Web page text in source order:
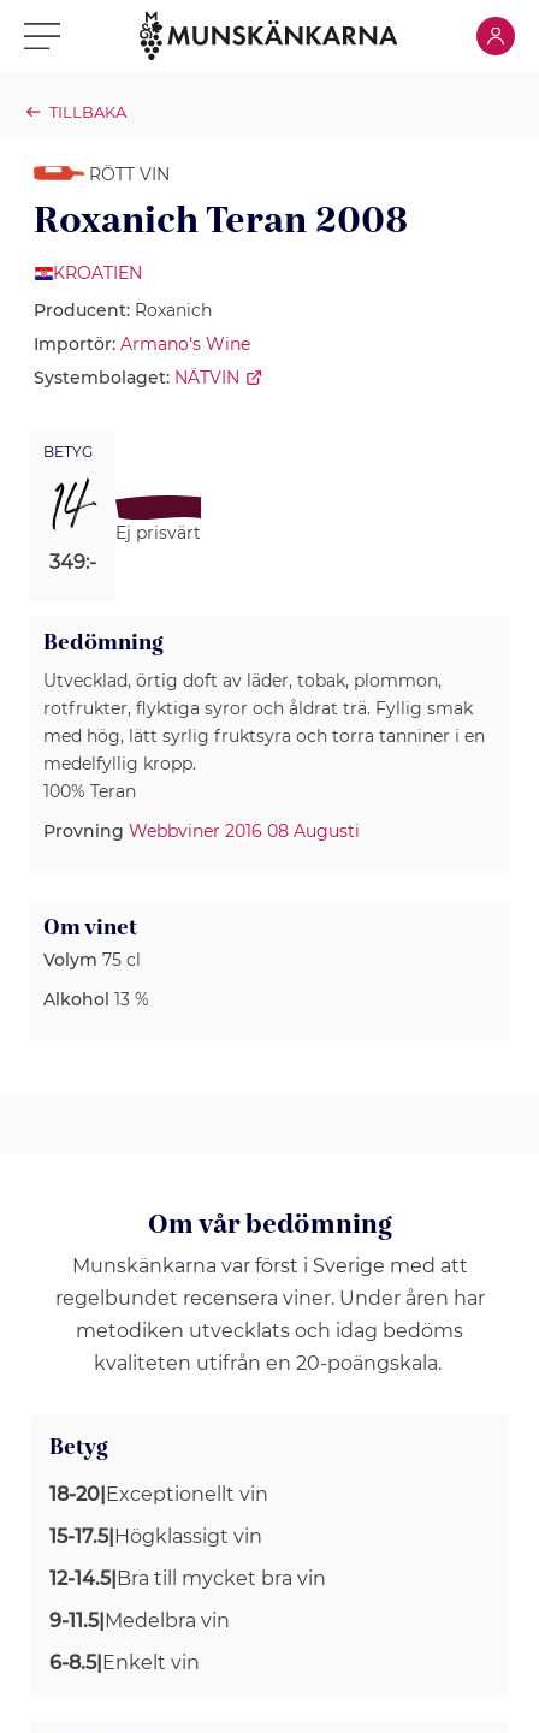
Klicka för meny Klicka
TILLBAKA
RÖTT VIN
Roxanich Teran 2008
KROATIEN
Producent: Roxanich
Importör: Armano's Wine
Systembolaget: NÄTVIN
BETYG
14
349:-
Ej prisvärt
Bedömning
Utvecklad, örtig doft av läder, tobak, plommon,
rotfrukter, flyktiga syror och åldrat trä. Fyllig smak
med hög, lätt syrlig fruktsyra och torra tanniner i en
medelfyllig kropp.
100% Teran
Provning Webbviner 2016 08 Augusti
Om vinet
Volym 75 cl
Alkohol 13 %
Om vår bedömning
Munskänkarna var först i Sverige med att
regelbundet recensera viner. Under åren har
metodiken utvecklats och idag bedöms
kvaliteten utifrån en 20-poängskala.
Betyg
18-20 Exceptionellt vin
15-17.5| Högklassigt vin
12-14.5| Bra till mycket bra vin
9-11.5| Medelbra vin
6-8.5| Enkelt vin